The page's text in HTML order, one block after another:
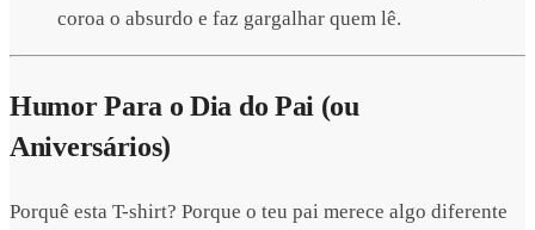
coroa o absurdo e faz gargalhar quem lê.
Humor Para o Dia do Pai (ou
Aniversários)
Porquê esta T-shirt? Porque o teu pai merece algo diferente